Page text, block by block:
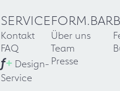
SERVICE
Kontakt
FAQ
f+ Design-
Service
FORM.BAR
Über uns
Team
Presse